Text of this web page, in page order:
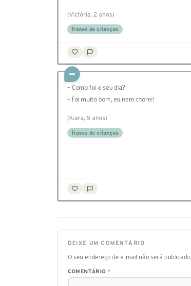
(Victória, 2 anos)
frases de crianças
– Como foi o seu dia?
– Foi muito bom, eu nem chorei!
(Kiara, 5 anos)
frases de crianças
DEIXE UM COMENTÁRIO
O seu endereço de e-mail não será publicado.
COMENTÁRIO *